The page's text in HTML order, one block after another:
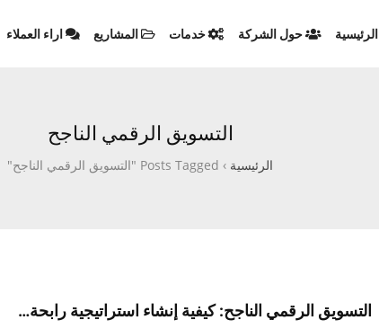
الرئيسية حول الشركة خدمات المشاريع اراء العملاء
التسويق الرقمي الناجح
الرئيسية › Posts Tagged "التسويق الرقمي الناجح"
التسويق الرقمي الناجح: كيفية إنشاء استراتيجية رابحة…